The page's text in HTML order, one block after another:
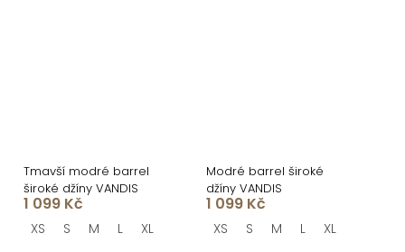
Tmavší modré barrel
široké džíny VANDIS
1 099 Kč
XS S M L XL
Modré barrel široké
džíny VANDIS
1 099 Kč
XS S M L XL